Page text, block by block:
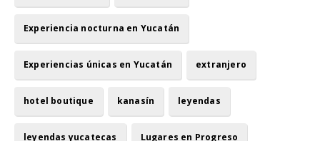
Experiencia nocturna en Yucatán
Experiencias únicas en Yucatán extranjero
hotel boutique kanasín leyendas
leyendas yucatecas Lugares en Progreso